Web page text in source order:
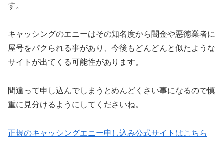
す。
キャッシングのエニーはその知名度から闇金や悪徳業者に
屋号をパクられる事があり、今後もどんどんと似たような
サイトが出てくる可能性があります。
間違って申し込んでしまうとめんどくさい事になるので慎
重に見分けるようにしてくださいね。
正規のキャッシングエニー申し込み公式サイトはこちら